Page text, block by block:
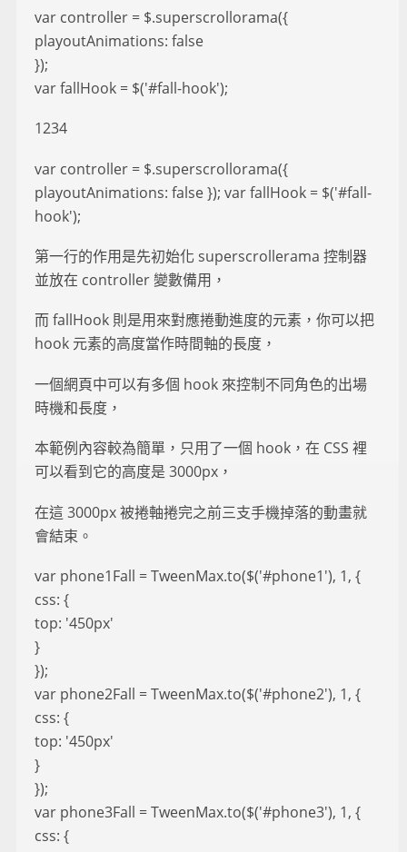
var controller = $.superscrollorama({
playoutAnimations: false
});
var fallHook = $('#fall-hook');
1234
var controller = $.superscrollorama({
playoutAnimations: false }); var fallHook = $('#fall-
hook');
第一行的作用是先初始化 superscrollerama 控制器
並放在 controller 變數備用，
而 fallHook 則是用來對應捲動進度的元素，你可以把
hook 元素的高度當作時間軸的長度，
一個網頁中可以有多個 hook 來控制不同角色的出場
時機和長度，
本範例內容較為簡單，只用了一個 hook，在 CSS 裡
可以看到它的高度是 3000px，
在這 3000px 被捲軸捲完之前三支手機掉落的動畫就
會結束。
var phone1Fall = TweenMax.to($('#phone1'), 1, {
css: {
top: '450px'
}
});
var phone2Fall = TweenMax.to($('#phone2'), 1, {
css: {
top: '450px'
}
});
var phone3Fall = TweenMax.to($('#phone3'), 1, {
css: {